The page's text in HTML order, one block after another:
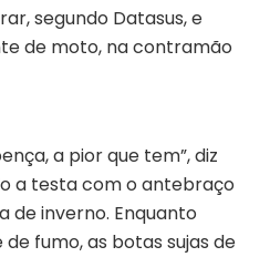
segundo Datasus, e
de moto, na contramão
a pior que tem”, diz
a testa com o antebraço
de inverno. Enquanto
fumo, as botas sujas de